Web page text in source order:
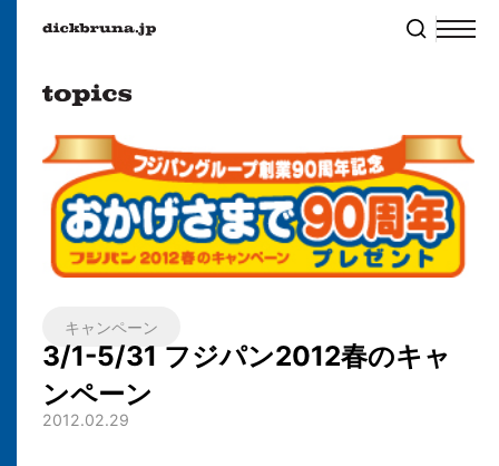
キャンペーン
3/1-5/31 フジパン2012春のキャ
ンペーン
2012.02.29